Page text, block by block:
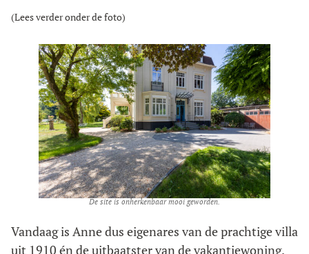
(Lees verder onder de foto)
De site is onherkenbaar mooi geworden.
Vandaag is Anne dus eigenares van de prachtige villa
uit 1910 én de uitbaatster van de vakantiewoning.